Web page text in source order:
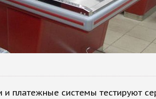
и платежные системы тестируют